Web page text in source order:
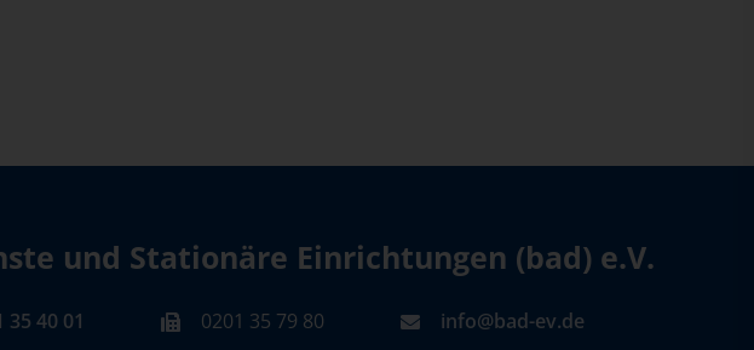
und Stationäre Einrichtungen (bad) e.V.
35 40 01 0201 35 79 80 info@bad-ev.de